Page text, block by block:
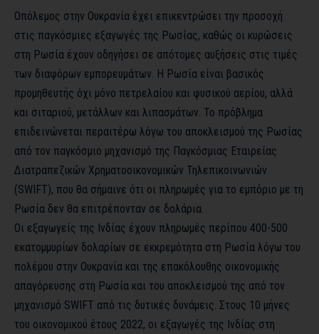
Οπόλεμος στην Ουκρανία έχει επικεντρώσει την προσοχή
στις παγκόσμιες εξαγωγές της Ρωσίας, καθώς οι κυρώσεις
στη Ρωσία έχουν οδηγήσει σε απότομες αυξήσεις στις τιμές
των διαφόρων εμπορευμάτων. Η Ρωσία είναι βασικός
προμηθευτής όχι μόνο πετρελαίου και φυσικού αερίου, αλλά
και σιταριού, μετάλλων και λιπασμάτων. Το πρόβλημα
επιδεινώνεται περαιτέρω λόγω του αποκλεισμού της Ρωσίας
από τον παγκόσμιο μηχανισμό της Παγκόσμιας Εταιρείας
Διατραπεζικών Χρηματοοικονομικών Τηλεπικοινωνιών
(SWIFT), που θα σήμαινε ότι οι πληρωμές για το εμπόριο με τη
Ρωσία δεν θα επιτρέπονταν σε δολάρια.
Οι εξαγωγείς της Ινδίας έχουν πληρωμές περίπου 400-500
εκατομμυρίων δολαρίων σε εκκρεμότητα στη Ρωσία λόγω του
πολέμου στην Ουκρανία και της επακόλουθης οικονομικής
απαγόρευσης στη Ρωσία και του αποκλεισμού της από τον
μηχανισμό SWIFT από τις δυτικές δυνάμεις. Στους 10 μήνες
του οικονομικού έτους 2022, οι εξαγωγές της Ινδίας στη